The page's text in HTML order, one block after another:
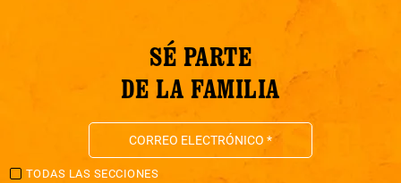
SÉ PARTE
DE LA FAMILIA
TODAS LAS SECCIONES